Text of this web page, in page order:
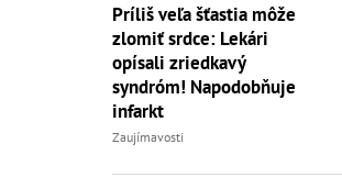
Príliš veľa šťastia môže
zlomiť srdce: Lekári
opísali zriedkavý
syndróm! Napodobňuje
infarkt
Zaujímavosti